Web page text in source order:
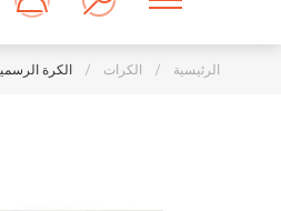
الرئيسية / الكرات / الكرة الرسمية